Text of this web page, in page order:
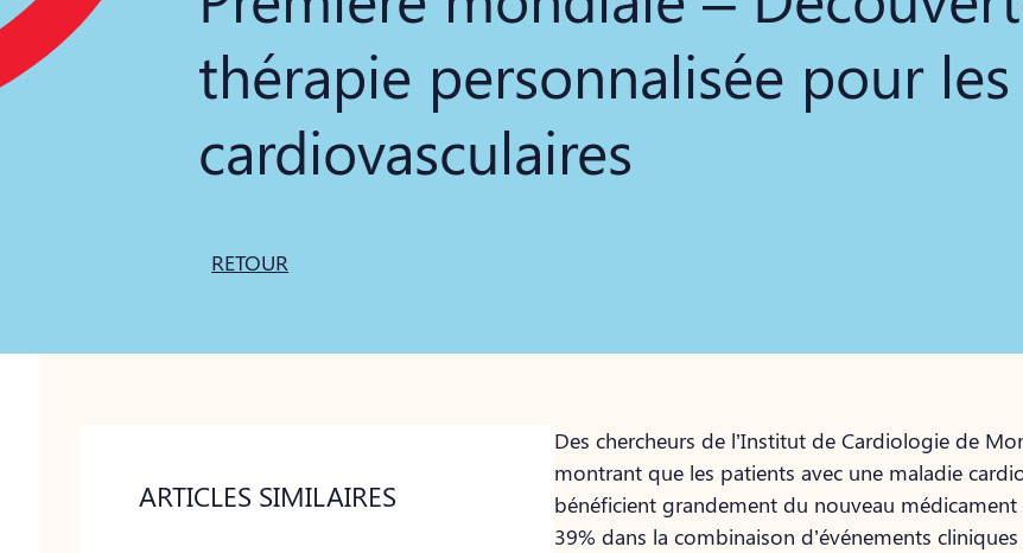
thérapie personnalisée pour
cardiovasculaires
RETOUR
ARTICLES SIMILAIRES
Des chercheurs de l’Institut de Cardiologie de
montrant que les patients avec une maladie
bénéficient grandement du nouveau
39% dans la combinaison d’événements